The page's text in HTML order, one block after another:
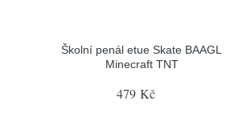
Školní penál etue Skate BAAGL
Minecraft TNT
479 Kč